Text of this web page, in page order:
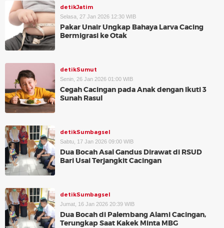
detikJatim
Selasa, 27 Jan 2026 12:30 WIB
Pakar Unair Ungkap Bahaya Larva Cacing
Bermigrasi ke Otak
detikSumut
Senin, 26 Jan 2026 01:00 WIB
Cegah Cacingan pada Anak dengan Ikuti 3
Sunah Rasul
detikSumbagsel
Sabtu, 17 Jan 2026 09:00 WIB
Dua Bocah Asal Gandus Dirawat di RSUD
Bari Usai Terjangkit Cacingan
detikSumbagsel
Jumat, 16 Jan 2026 20:39 WIB
Dua Bocah di Palembang Alami Cacingan,
Terungkap Saat Kakek Minta MBG